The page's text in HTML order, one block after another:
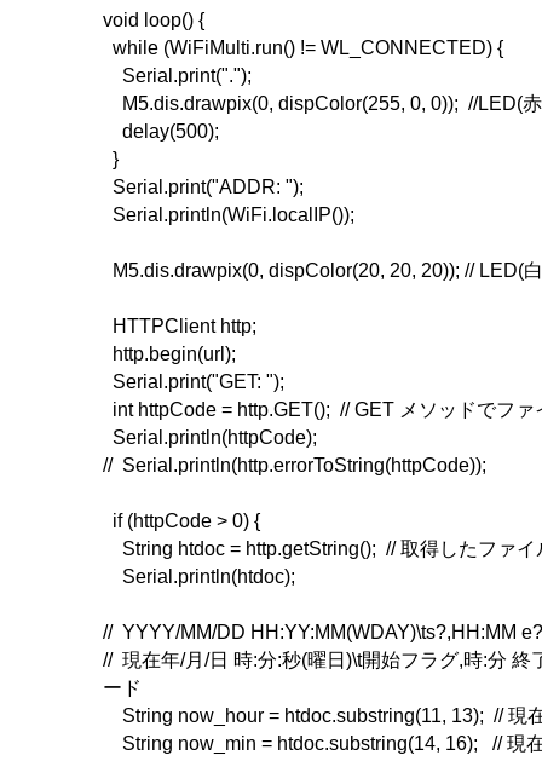
void loop() {
while (WiFiMulti.run() != WL_CONNECTED) {
Serial.print(".");
M5.dis.drawpix(0, dispColor(255, 0, 0)); //LED(
delay(500);
}
Serial.print("ADDR: ");
Serial.println(WiFi.localIP());
M5.dis.drawpix(0, dispColor(20, 20, 20)); // LED(
HTTPClient http;
http.begin(url);
Serial.print("GET: ");
int httpCode = http.GET(); // GET メソッドでファ
Serial.println(httpCode);
// Serial.println(http.errorToString(httpCode));
if (httpCode > 0) {
String htdoc = http.getString(); // 取得したファイ
Serial.println(htdoc);
// YYYY/MM/DD HH:YY:MM(WDAY)\ts?,HH:MM
// 現在年/月/日 時:分:秒(曜日)\t開始フラグ,時:分 終
ード
String now_hour = htdoc.substring(11, 13); // 現
String now_min = htdoc.substring(14, 16); // 現